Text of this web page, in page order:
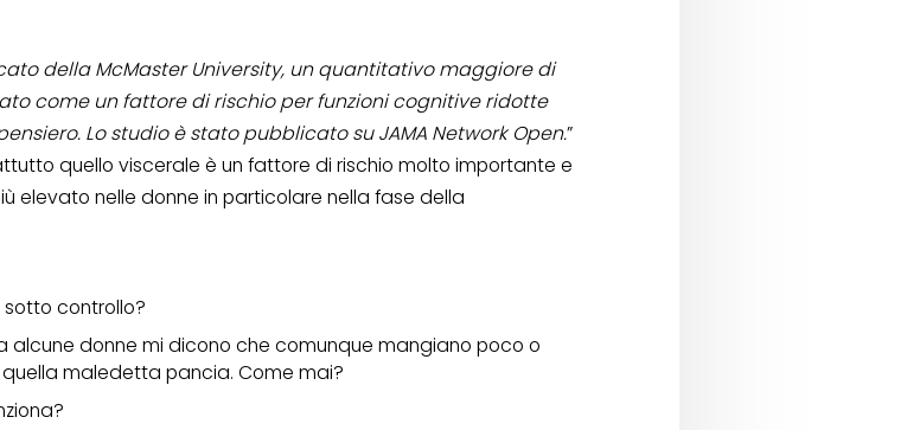
della McMaster University, un quantitativo maggiore di
come un fattore di rischio per funzioni cognitive ridotte
Lo studio è stato pubblicato su JAMA Network Open.”
quello viscerale è un fattore di rischio molto importante e
elevato nelle donne in particolare nella fase della
controllo?
alcune donne mi dicono che comunque mangiano poco o
maledetta pancia. Come mai?